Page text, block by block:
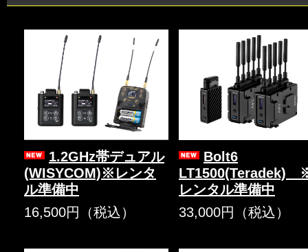
1.2GHz帯デュアル
(WISYCOM)※レンタ
ル準備中
16,500円（税込）
Bolt6
LT1500(Teradek)
レンタル準備中
33,000円（税込）